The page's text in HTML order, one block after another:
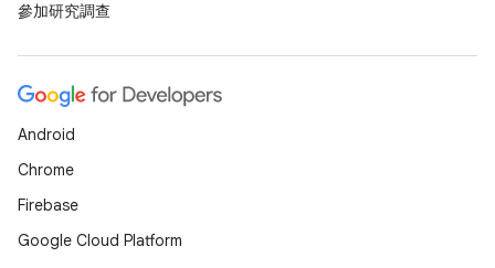
參加研究調查
Android
Chrome
Firebase
Google Cloud Platform